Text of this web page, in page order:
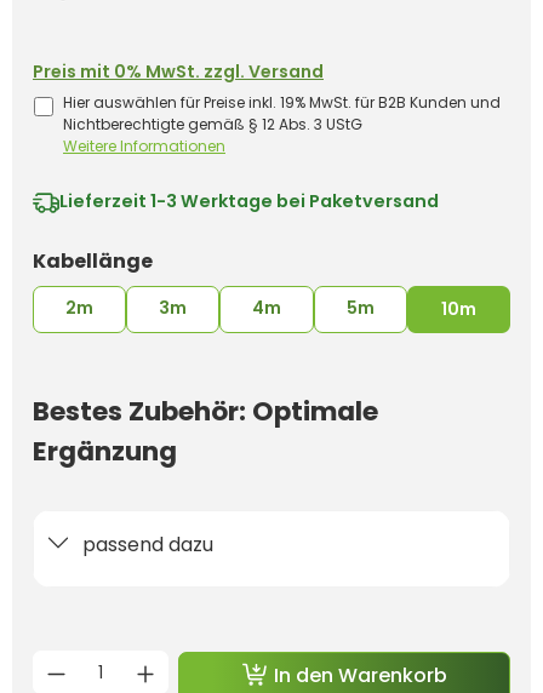
Preis mit 0% MwSt. zzgl. Versand
Hier auswählen für Preise inkl. 19% MwSt. für B2B Kunden und
Nichtberechtigte gemäß § 12 Abs. 3 UStG
Weitere Informationen
Lieferzeit 1-3 Werktage bei Paketversand
Kabellängeauswählen
2m 3m 4m 5m 10m
Bestes Zubehör: Optimale
Ergänzung
passend dazu
Produkt Anzahl: Gib den
In den Warenkorb